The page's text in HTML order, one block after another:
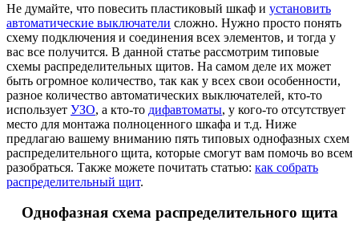
Не думайте, что повесить пластиковый шкаф и установить
автоматические выключатели сложно. Нужно просто понять
схему подключения и соединения всех элементов, и тогда у
вас все получится. В данной статье рассмотрим типовые
схемы распределительных щитов. На самом деле их может
быть огромное количество, так как у всех свои особенности,
разное количество автоматических выключателей, кто-то
использует УЗО, а кто-то дифавтоматы, у кого-то отсутствует
место для монтажа полноценного шкафа и т.д. Ниже
предлагаю вашему вниманию пять типовых однофазных схем
распределительного щита, которые смогут вам помочь во всем
разобраться. Также можете почитать статью: как собрать
распределительный щит.
Однофазная схема распределительного щита